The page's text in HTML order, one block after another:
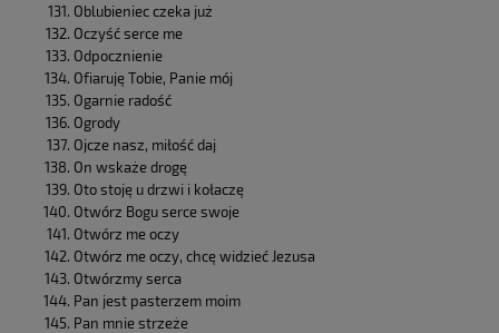
Oblubieniec czeka już
Oczyść serce me
Odpocznienie
Ofiaruję Tobie, Panie mój
Ogarnie radość
Ogrody
Ojcze nasz, miłość daj
On wskaże drogę
Oto stoję u drzwi i kołaczę
Otwórz Bogu serce swoje
Otwórz me oczy
Otwórz me oczy, chcę widzieć Jezusa
Otwórzmy serca
Pan jest pasterzem moim
Pan mnie strzeże